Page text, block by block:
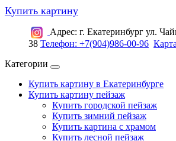
Купить картину
Адрес: г. Екатеринбург ул.
38 Телефон: +7(904)986-00-96
Категории
Купить картину в Екатеринбурге
Купить картину пейзаж
Купить городской пейзаж
Купить зимний пейзаж
Купить картина с храмом
Купить лесной пейзаж